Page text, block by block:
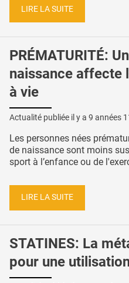
LIRE LA SUITE
PRÉMATURITÉ:
naissance affecte
à vie
Actualité publiée il y a 9 années
Les personnes nées
de naissance sont moins
sport à l’enfance ou de
LIRE LA SUITE
STATINES: La
pour une